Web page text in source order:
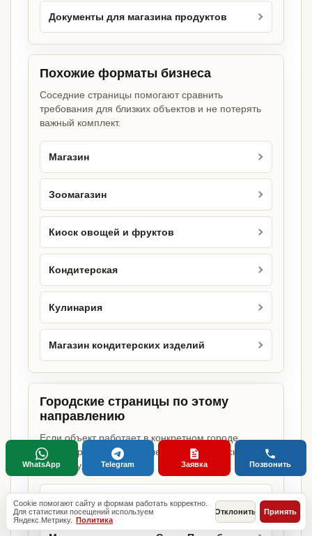
Документы для магазина продуктов
Похожие форматы бизнеса
Соседние страницы помогают сравнить
требования для близких объектов и не потерять
важный комплект.
Магазин
Зоомагазин
Киоск овощей и фруктов
Кондитерская
Кулинария
Магазин кондитерских изделий
Городские страницы по этому
направлению
Если объект работает в конкретном городе,
можно сразу открыть релевантную городскую
страницу.
Магазин продуктов в Москве
Cookie помогают сайту и формам работать корректно.
Для статистики посещений используем
Яндекс.Метрику. Политика
Отклонить Принять
WhatsApp Telegram Заявка Позвонить